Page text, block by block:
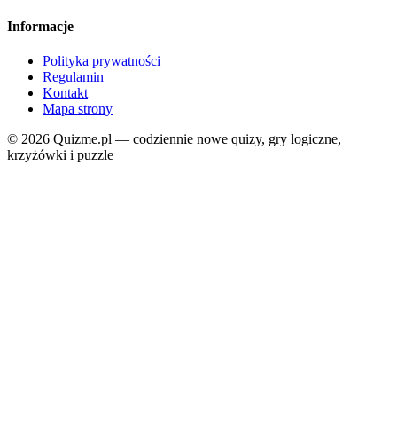
Informacje
Polityka prywatności
Regulamin
Kontakt
Mapa strony
© 2026 Quizme.pl — codziennie nowe quizy, gry logiczne,
krzyżówki i puzzle